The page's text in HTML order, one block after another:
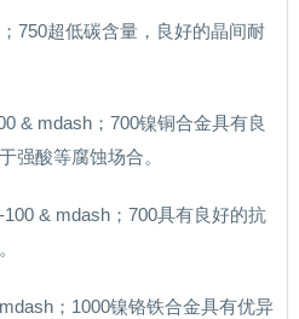
750超低碳含量，良好的晶间耐
& mdash；700镍铜合金具有良
强酸等腐蚀场合。
& mdash；700具有良好的抗
；1000镍铬铁合金具有优异